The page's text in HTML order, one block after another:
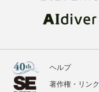
ヘルプ
著作権・リンク